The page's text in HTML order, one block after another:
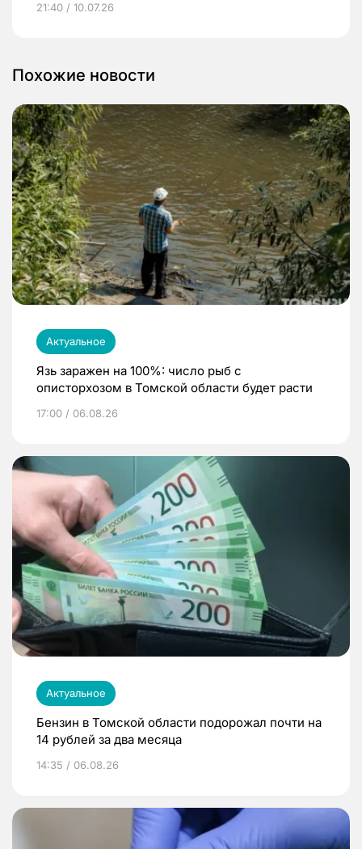
21:40 / 10.07.26
Похожие новости
Актуальное
Язь заражен на 100%: число рыб с
описторхозом в Томской области будет расти
17:00 / 06.08.26
Актуальное
Бензин в Томской области подорожал почти на
14 рублей за два месяца
14:35 / 06.08.26